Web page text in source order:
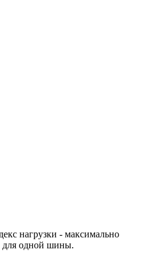
нагрузки - максимально
для одной шины.